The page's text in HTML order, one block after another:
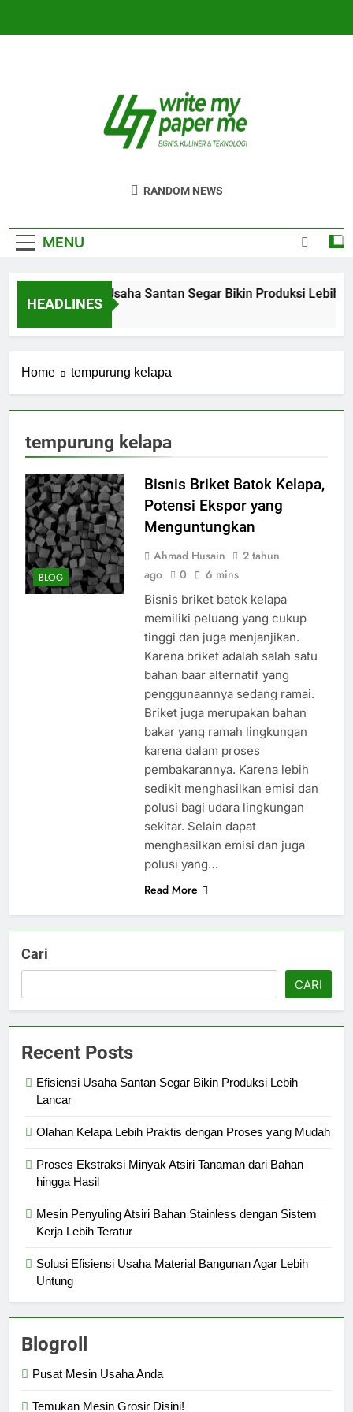
RANDOM NEWS
MENU
HEADLINES
Efisiensi Usaha Santan Segar Bikin Produksi Lebih
5 Hari Ago
Home tempurung kelapa
tempurung kelapa
BLOG
Bisnis Briket Batok Kelapa,
Potensi Ekspor yang
Menguntungkan
Ahmad Husain
2 tahun
ago
0 6 mins
Bisnis briket batok kelapa
memiliki peluang yang cukup
tinggi dan juga menjanjikan.
Karena briket adalah salah satu
bahan baar alternatif yang
penggunaannya sedang ramai.
Briket juga merupakan bahan
bakar yang ramah lingkungan
karena dalam proses
pembakarannya. Karena lebih
sedikit menghasilkan emisi dan
polusi bagi udara lingkungan
sekitar. Selain dapat
menghasilkan emisi dan juga
polusi yang…
Read More
Cari
CARI
Recent Posts
Efisiensi Usaha Santan Segar Bikin Produksi Lebih
Lancar
Olahan Kelapa Lebih Praktis dengan Proses yang Mudah
Proses Ekstraksi Minyak Atsiri Tanaman dari Bahan
hingga Hasil
Mesin Penyuling Atsiri Bahan Stainless dengan Sistem
Kerja Lebih Teratur
Solusi Efisiensi Usaha Material Bangunan Agar Lebih
Untung
Blogroll
Pusat Mesin Usaha Anda
Temukan Mesin Grosir Disini!